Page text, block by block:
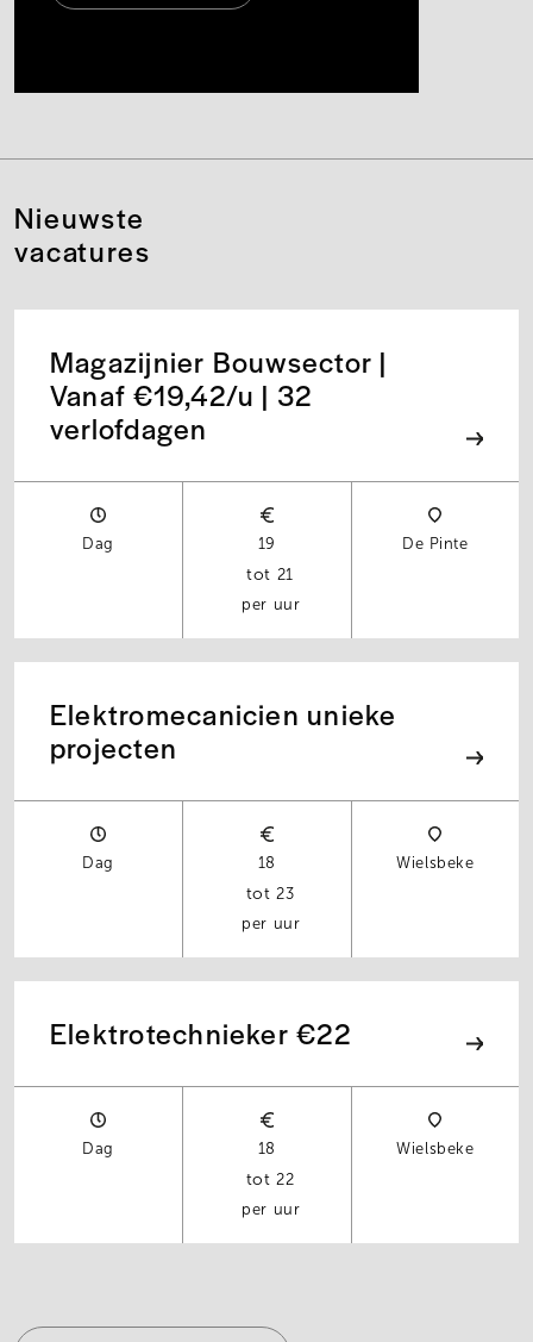
Nieuwste
vacatures
Magazijnier Bouwsector |
Vanaf €19,42/u | 32
verlofdagen
Dag
19
21
per uur
De Pinte
Elektromecanicien unieke
projecten
Dag
18
23
per uur
Wielsbeke
Elektrotechnieker €22
Dag
18
22
per uur
Wielsbeke